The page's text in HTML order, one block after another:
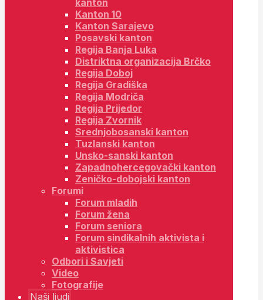
kanton
Kanton 10
Kanton Sarajevo
Posavski kanton
Regija Banja Luka
Distriktna organizacija Brčko
Regija Doboj
Regija Gradiška
Regija Modriča
Regija Prijedor
Regija Zvornik
Srednjobosanski kanton
Tuzlanski kanton
Unsko-sanski kanton
Zapadnohercegovački kanton
Zeničko-dobojski kanton
Forumi
Forum mladih
Forum žena
Forum seniora
Forum sindikalnih aktivista i
aktivistica
Odbori i Savjeti
Video
Fotografije
Naši ljudi